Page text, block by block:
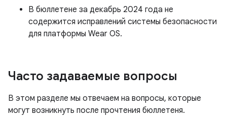
В бюллетене за декабрь 2024 года не
содержится исправлений системы безопасности
для платформы Wear OS.
Часто задаваемые вопросы
В этом разделе мы отвечаем на вопросы, которые
могут возникнуть после прочтения бюллетеня.